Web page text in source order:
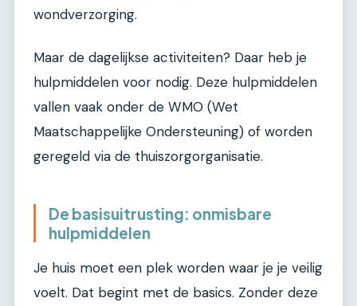
wondverzorging.
Maar de dagelijkse activiteiten? Daar heb je
hulpmiddelen voor nodig. Deze hulpmiddelen
vallen vaak onder de WMO (Wet
Maatschappelijke Ondersteuning) of worden
geregeld via de thuiszorgorganisatie.
De basisuitrusting: onmisbare
hulpmiddelen
Je huis moet een plek worden waar je je veilig
voelt. Dat begint met de basics. Zonder deze